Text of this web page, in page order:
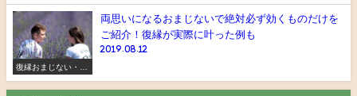
復縁おまじない・ス
両思いになるおまじないで絶対必ず効くものだけを
ご紹介！復縁が実際に叶った例も
2019.08.12